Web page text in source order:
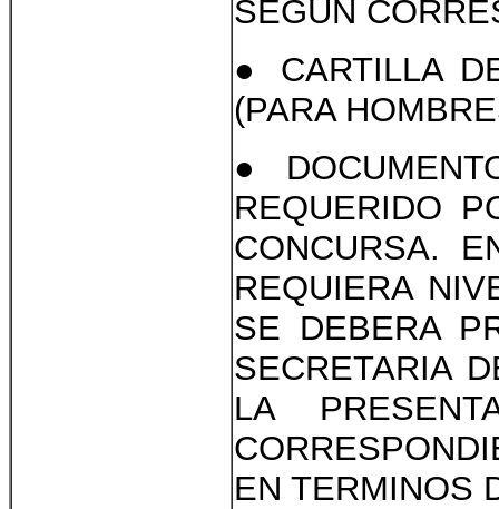
SEGUN
● CARTILLA
(PARA
●
REQUERIDO
CONCURSA.
REQUIERA
SE DEBERA
SECRETARIA
LA
EN TERMINOS